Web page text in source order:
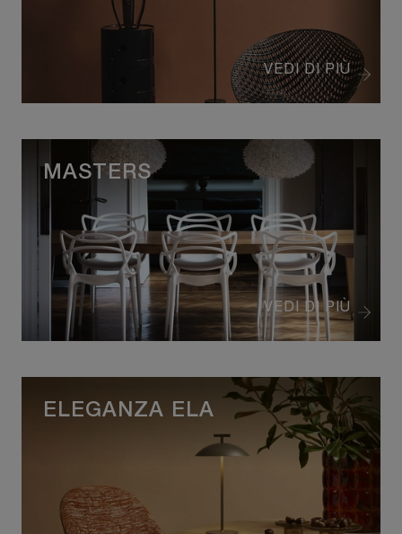
VEDI DI PIÙ
VEDI DI PIÙ
MASTERS
ELEGANZA ELA